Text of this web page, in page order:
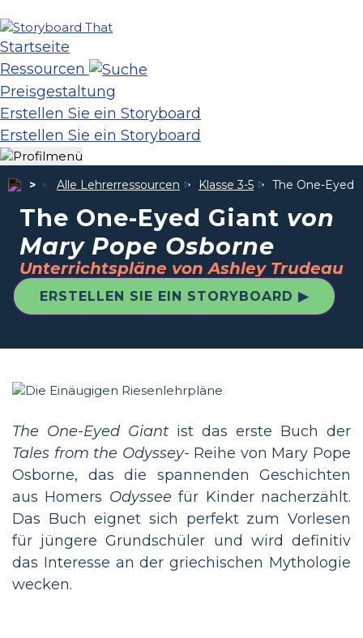
Startseite
Ressourcen
Preisgestaltung
Erstellen Sie ein Storyboard
Erstellen Sie ein Storyboard
Alle Lehrerressourcen Klasse 3-5 The One-Eyed
The One-Eyed Giant von
Mary Pope Osborne
Unterrichtspläne von Ashley Trudeau
ERSTELLEN SIE EIN STORYBOARD ▶
The One-Eyed Giant ist das erste Buch der
Tales from the Odyssey- Reihe von Mary Pope
Osborne, das die spannenden Geschichten
aus Homers Odyssee für Kinder nacherzählt.
Das Buch eignet sich perfekt zum Vorlesen
für jüngere Grundschüler und wird definitiv
das Interesse an der griechischen Mythologie
wecken.